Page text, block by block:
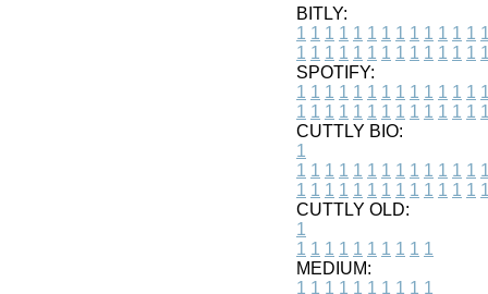
BITLY:
1 1 1 1 1 1 1 1 1 1 1 1 1 1
1 1 1 1 1 1 1 1 1 1 1 1 1 1
SPOTIFY:
1 1 1 1 1 1 1 1 1 1 1 1 1 1
1 1 1 1 1 1 1 1 1 1 1 1 1 1
CUTTLY BIO:
1
1 1 1 1 1 1 1 1 1 1 1 1 1 1
1 1 1 1 1 1 1 1 1 1 1 1 1 1
CUTTLY OLD:
1
1 1 1 1 1 1 1 1 1 1
MEDIUM:
1 1 1 1 1 1 1 1 1 1